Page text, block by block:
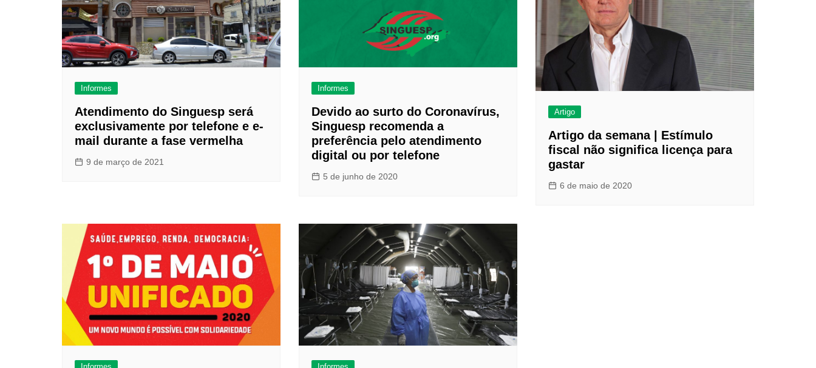
Informes
Atendimento do Singuesp será
exclusivamente por telefone e e-
mail durante a fase vermelha
9 de março de 2021
Informes
Devido ao surto do Coronavírus,
Singuesp recomenda a
preferência pelo atendimento
digital ou por telefone
5 de junho de 2020
Artigo
Artigo da semana | Estímulo
fiscal não significa licença para
gastar
6 de maio de 2020
Informes Informes